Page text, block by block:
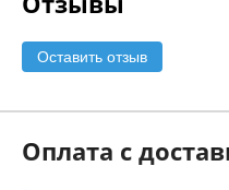
Оставить отзыв
Оплата с